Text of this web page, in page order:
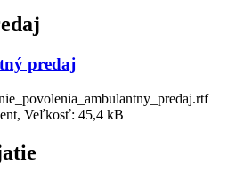
predaj
Veľkosť: 45,4 kB